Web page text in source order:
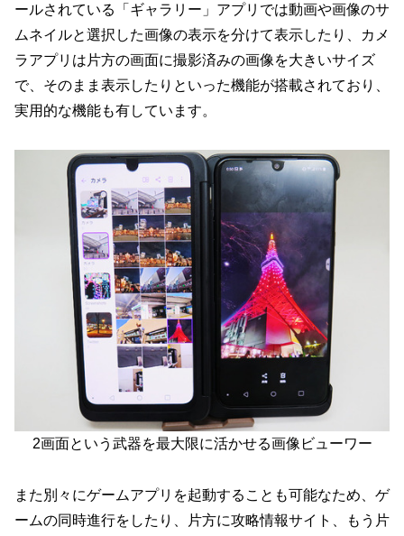
ールされている「ギャラリー」アプリでは動画や画像のサ
ムネイルと選択した画像の表示を分けて表示したり、カメ
ラアプリは片方の画面に撮影済みの画像を大きいサイズ
で、そのまま表示したりといった機能が搭載されており、
実用的な機能も有しています。
2画面という武器を最大限に活かせる画像ビューワー
また別々にゲームアプリを起動することも可能なため、ゲ
ームの同時進行をしたり、片方に攻略情報サイト、もう片